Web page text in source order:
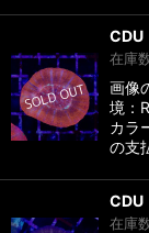
在庫
画像
境：
カラ
の支
在庫